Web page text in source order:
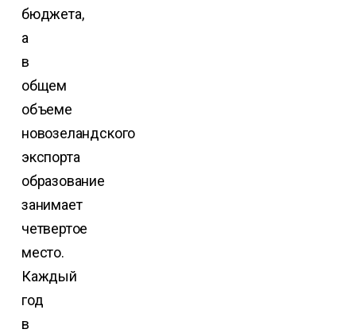
бюджета,
а
в
общем
объеме
новозеландского
экспорта
образование
занимает
четвертое
место.
Каждый
год
в